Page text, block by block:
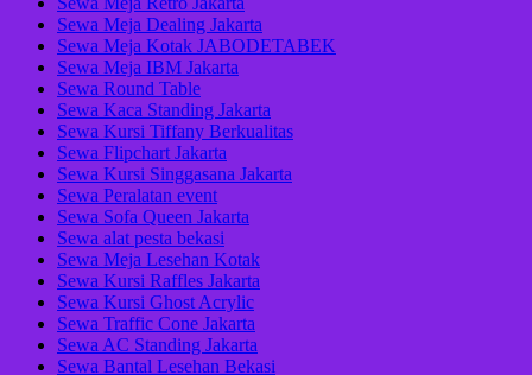
Sewa Meja Dealing Jakarta
Sewa Meja Kotak JABODETABEK
Sewa Meja IBM Jakarta
Sewa Round Table
Sewa Kaca Standing Jakarta
Sewa Kursi Tiffany Berkualitas
Sewa Flipchart Jakarta
Sewa Kursi Singgasana Jakarta
Sewa Peralatan event
Sewa Sofa Queen Jakarta
Sewa alat pesta bekasi
Sewa Meja Lesehan Kotak
Sewa Kursi Raffles Jakarta
Sewa Kursi Ghost Acrylic
Sewa Traffic Cone Jakarta
Sewa AC Standing Jakarta
Sewa Bantal Lesehan Bekasi